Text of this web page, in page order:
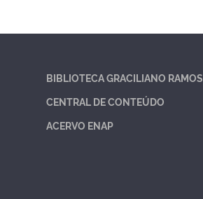
BIBLIOTECA GRACILIANO RAMOS
CENTRAL DE CONTEÚDO
ACERVO ENAP